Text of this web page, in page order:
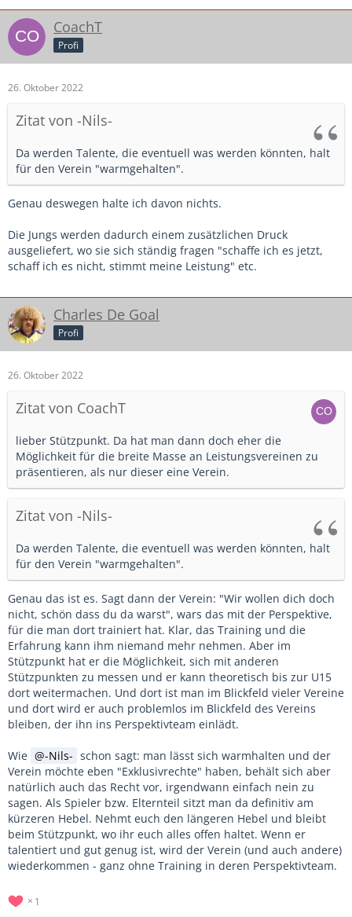
CoachT
Profi
26. Oktober 2022
Zitat von -Nils-
Da werden Talente, die eventuell was werden könnten, halt
für den Verein "warmgehalten".
Genau deswegen halte ich davon nichts.
Die Jungs werden dadurch einem zusätzlichen Druck
ausgeliefert, wo sie sich ständig fragen "schaffe ich es jetzt,
schaff ich es nicht, stimmt meine Leistung" etc.
Charles De Goal
Profi
26. Oktober 2022
Zitat von CoachT
lieber Stützpunkt. Da hat man dann doch eher die
Möglichkeit für die breite Masse an Leistungsvereinen zu
präsentieren, als nur dieser eine Verein.
Zitat von -Nils-
Da werden Talente, die eventuell was werden könnten, halt
für den Verein "warmgehalten".
Genau das ist es. Sagt dann der Verein: "Wir wollen dich doch
nicht, schön dass du da warst", wars das mit der Perspektive,
für die man dort trainiert hat. Klar, das Training und die
Erfahrung kann ihm niemand mehr nehmen. Aber im
Stützpunkt hat er die Möglichkeit, sich mit anderen
Stützpunkten zu messen und er kann theoretisch bis zur U15
dort weitermachen. Und dort ist man im Blickfeld vieler Vereine
und dort wird er auch problemlos im Blickfeld des Vereins
bleiben, der ihn ins Perspektivteam einlädt.
Wie -Nils- schon sagt: man lässt sich warmhalten und der
Verein möchte eben "Exklusivrechte" haben, behält sich aber
natürlich auch das Recht vor, irgendwann einfach nein zu
sagen. Als Spieler bzw. Elternteil sitzt man da definitiv am
kürzeren Hebel. Nehmt euch den längeren Hebel und bleibt
beim Stützpunkt, wo ihr euch alles offen haltet. Wenn er
talentiert und gut genug ist, wird der Verein (und auch andere)
wiederkommen - ganz ohne Training in deren Perspektivteam.
1